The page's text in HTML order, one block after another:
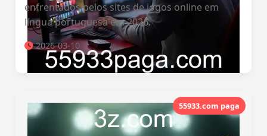
enfrentados pelos sites de jogos online em
língua portuguesa em 2026.
2026-03-10
55933.com paga